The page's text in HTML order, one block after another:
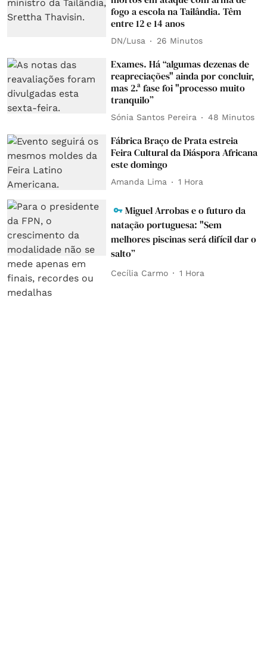
fogo a escola na Tailândia. Têm
entre 12 e 14 anos
DN/Lusa 26 Minutos
Exames. Há “algumas dezenas de
reapreciações" ainda por concluir,
mas 2.ª fase foi "processo muito
tranquilo”
Sónia Santos Pereira 48 Minutos
Fábrica Braço de Prata estreia
Feira Cultural da Diáspora Africana
este domingo
Amanda Lima 1 Hora
Miguel Arrobas e o futuro da
natação portuguesa: "Sem
melhores piscinas será difícil dar o
salto”
Cecília Carmo 1 Hora